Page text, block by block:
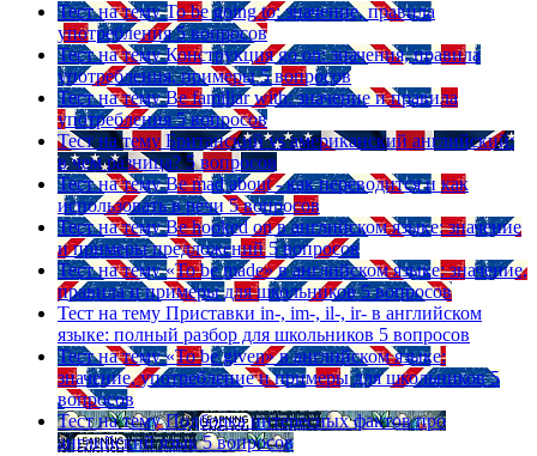
Тест на тему To be going to: значение, правила
употребления 5 вопросов
Тест на тему Конструкция go on: значения, правила
употребления, примеры 5 вопросов
Тест на тему Be familiar with: значение и правила
употребления 5 вопросов
Тест на тему Британский vs американский английский:
в чем разница? 5 вопросов
Тест на тему Be mad about - как переводится и как
использовать в речи 5 вопросов
Тест на тему Be hooked on в английском языке: значение
и примеры предложений 5 вопросов
Тест на тему «To be made» в английском языке: значение,
правила и примеры для школьников 5 вопросов
Тест на тему Приставки in-, im-, il-, ir- в английском
языке: полный разбор для школьников 5 вопросов
Тест на тему «To be given» в английском языке:
значение, употребление и примеры для школьников 5
вопросов
Тест на тему Подборка интересных фактов про
английский язык 5 вопросов